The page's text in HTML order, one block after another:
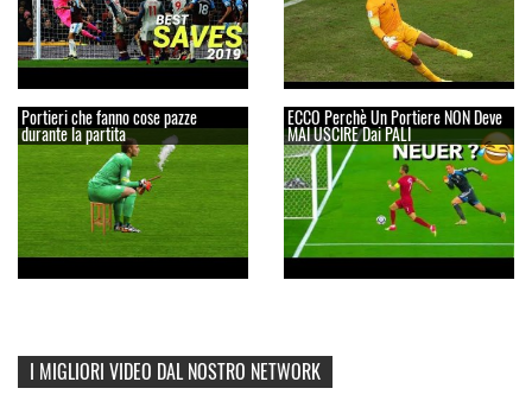
Portieri che fanno cose pazze
durante la partita
ECCO Perchè Un Portiere NON Deve
MAI USCIRE Dai PALI
I MIGLIORI VIDEO DAL NOSTRO NETWORK